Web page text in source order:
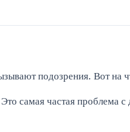
подозрения. Вот на
самая частая проблема